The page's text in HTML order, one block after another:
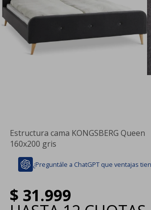
Estructura cama KONGSBERG Queen
160x200 gris
¿Preguntále a ChatGPT que ventajas
$ 31.999